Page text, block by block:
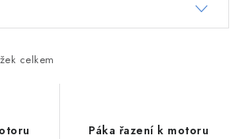
celkem
Páka řazení k motoru